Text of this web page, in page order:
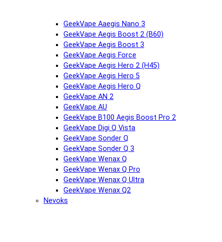
GeekVape Aaegis Nano 3
GeekVape Aegis Boost 2 (B60)
GeekVape Aegis Boost 3
GeekVape Aegis Force
GeekVape Aegis Hero 2 (H45)
GeekVape Aegis Hero 5
GeekVape Aegis Hero Q
GeekVape AN 2
GeekVape AU
GeekVape B100 Aegis Boost Pro 2
GeekVape Digi Q Vista
GeekVape Sonder Q
GeekVape Sonder Q 3
GeekVape Wenax Q
GeekVape Wenax Q Pro
GeekVape Wenax Q Ultra
GeekVape Wenax Q2
Nevoks